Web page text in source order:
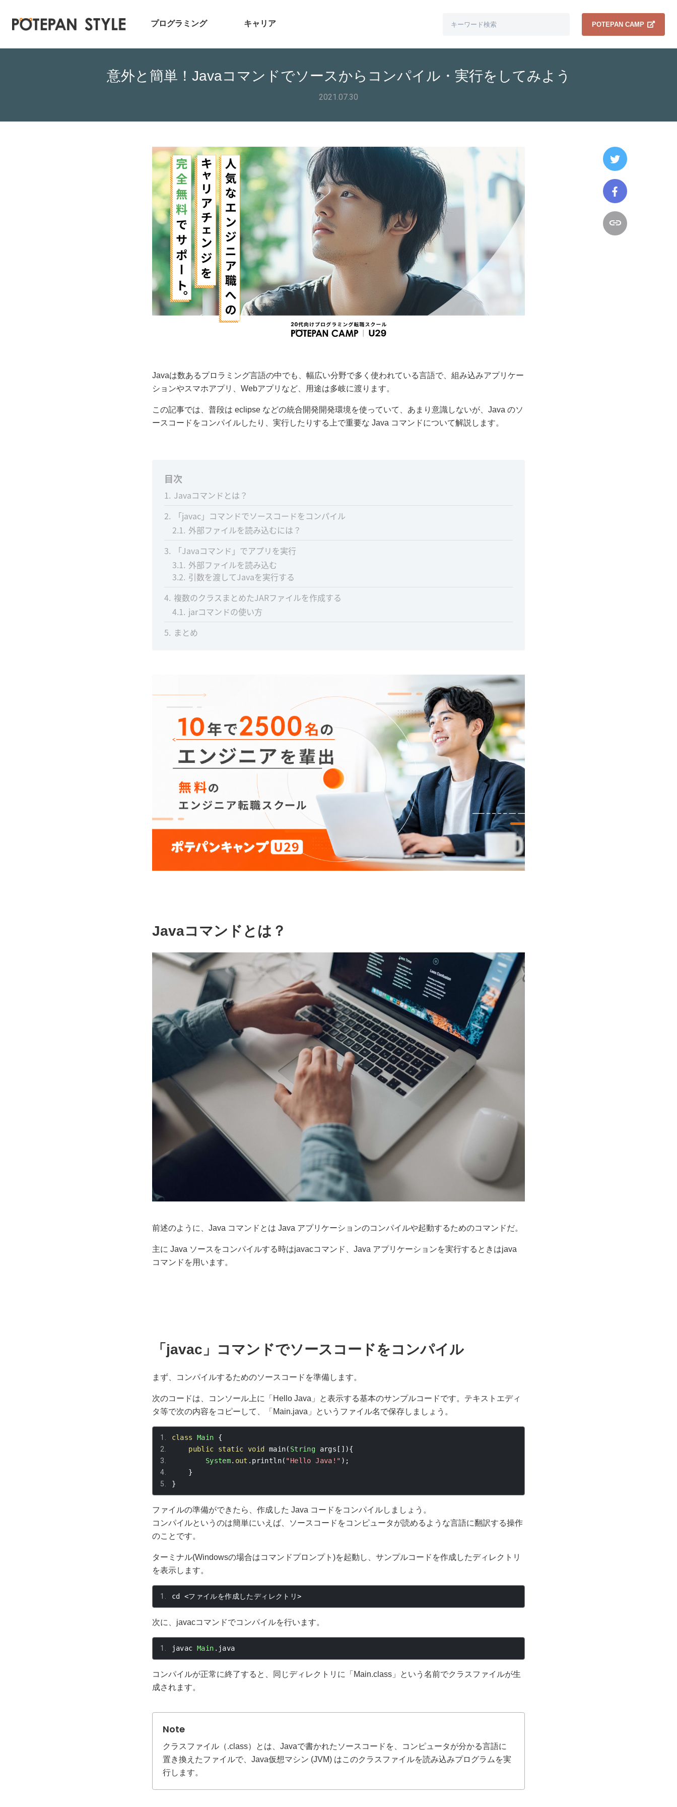
プログラミング キャリア POTEPAN CAMP
意外と簡単！Javaコマンドでソースからコンパイル・実行をしてみよう
2021.07.30
Javaは数あるプロラミング言語の中でも、幅広い分野で多く使われている言語で、組み込みアプリケー
ションやスマホアプリ、Webアプリなど、用途は多岐に渡ります。
この記事では、普段は eclipse などの統合開発開発環境を使っていて、あまり意識しないが、Java のソ
ースコードをコンパイルしたり、実行したりする上で重要な Java コマンドについて解説します。
目次
1 Javaコマンドとは？
2
「javac」コマンドでソースコードをコンパイル
2.1 外部ファイルを読み込むには？
3
「Javaコマンド」でアプリを実行
3.1 外部ファイルを読み込む
3.2 引数を渡してJavaを実行する
4 複数のクラスまとめたJARファイルを作成する
4.1 jarコマンドの使い方
5 まとめ
Javaコマンドとは？
前述のように、Java コマンドとは Java アプリケーションのコンパイルや起動するためのコマンドだ。
主に Java ソースをコンパイルする時はjavacコマンド、Java アプリケーションを実行するときはjava
コマンドを用います。
「javac」コマンドでソースコードをコンパイル
まず、コンパイルするためのソースコードを準備します。
次のコードは、コンソール上に「Hello Java」と表示する基本のサンプルコードです。テキストエディ
タ等で次の内容をコピーして、「Main.java」というファイル名で保存しましょう。
class Main
{
public
static void main( String args []){
System. out . println( "Hello Java!" );
}
}
ファイルの準備ができたら、作成した Java コードをコンパイルしましょう。
コンパイルというのは簡単にいえば、ソースコードをコンピュータが読めるような言語に翻訳する操作
のことです。
ターミナル(Windowsの場合はコマンドプロンプト)を起動し、サンプルコードを作成したディレクトリ
を表示します。
cd <ファイルを作成したディレクトリ>
次に、 javacコマンドでコンパイルを行います。
javac Main . java
コンパイルが正常に終了すると、同じディレクトリに「Main.class」という名前でクラスファイルが生
成されます。
クラスファイル（.class）とは、Javaで書かれたソースコードを、コンピュータが分かる言語に
置き換えたファイルで、Java仮想マシン (JVM) はこのクラスファイルを読み込みプログラムを実
行します。